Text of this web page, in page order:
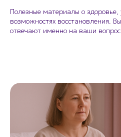
Полезные материалы о здоровье,
возможностях восстановления.
отвечают именно на ваши